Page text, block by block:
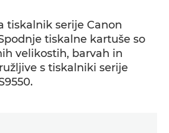
tiskalnik serije Canon
tiskalne kartuše so
velikostih, barvah in
s tiskalniki serije